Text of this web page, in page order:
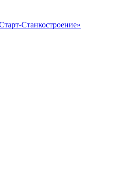
Станкостроение»